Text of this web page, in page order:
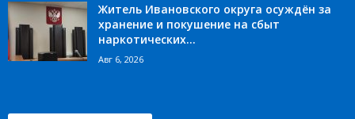
Житель Ивановского округа осуждён за
хранение и покушение на сбыт
наркотических...
Авг 6, 2026